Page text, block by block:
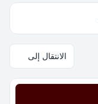
الانتقال إلى